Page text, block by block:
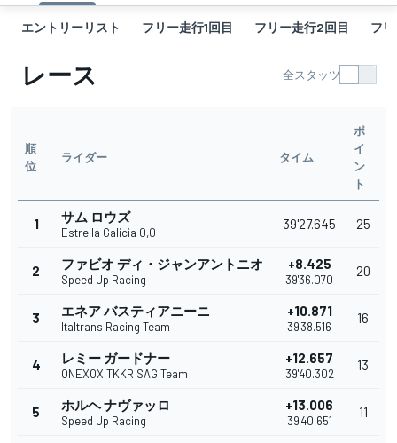
エントリーリスト フリー走行1回目 フリー走行2回目 フ
レース 全スタッツ
順
位
ライダー タイム
ポ
イ
ン
ト
1 サム ロウズ
Estrella Galicia 0,0
39'27.645 25
2 ファビオ ディ・ジャンアントニオ
Speed Up Racing
+8.425
39'36.070
20
3 エネア バスティアニーニ
Italtrans Racing Team
+10.871
39'38.516
16
4 レミー ガードナー
ONEXOX TKKR SAG Team
+12.657
39'40.302
13
5 ホルヘ ナヴァッロ
Speed Up Racing
+13.006
39'40.651
11